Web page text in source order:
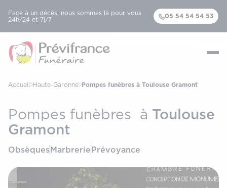
Face à un décès, nous sommes là pour vous
24h/24 et 7j/7
05 54 54 54 53
Accueil Haute-Garonne Pompes funèbres à Toulouse Gramont
Pompes funèbres à Toulouse
Gramont
ObsèquesMarbreriePrévoyance